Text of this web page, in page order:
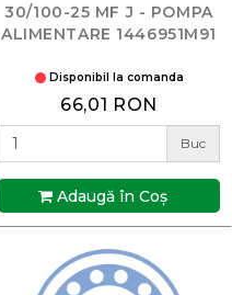
30/100-25 MF J - POMPA
ALIMENTARE 1446951M91
Disponibil la comanda
66,01 RON
Buc
Adaugă în Coş